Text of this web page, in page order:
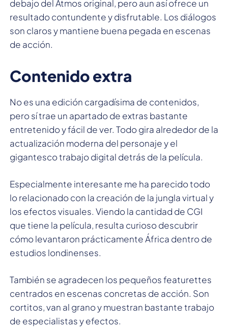
debajo del Atmos original, pero aun así ofrece un
resultado contundente y disfrutable. Los diálogos
son claros y mantiene buena pegada en escenas
de acción.
Contenido extra
No es una edición cargadísima de contenidos,
pero sí trae un apartado de extras bastante
entretenido y fácil de ver. Todo gira alrededor de la
actualización moderna del personaje y el
gigantesco trabajo digital detrás de la película.
Especialmente interesante me ha parecido todo
lo relacionado con la creación de la jungla virtual y
los efectos visuales. Viendo la cantidad de CGI
que tiene la película, resulta curioso descubrir
cómo levantaron prácticamente África dentro de
estudios londinenses.
También se agradecen los pequeños featurettes
centrados en escenas concretas de acción. Son
cortitos, van al grano y muestran bastante trabajo
de especialistas y efectos.